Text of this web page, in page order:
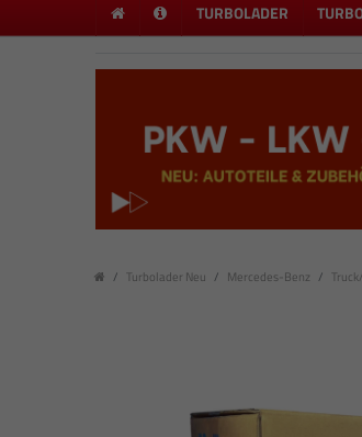
TURBOLADER
Turbolader Neu Mercedes-Benz